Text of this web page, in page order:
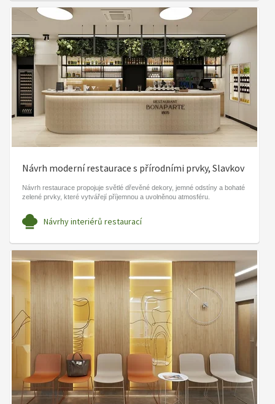
Návrh moderní restaurace s přírodními prvky, Slavkov
Návrh restaurace propojuje světlé dřevěné dekory, jemné odstíny a bohaté
zelené prvky, které vytvářejí příjemnou a uvolněnou atmosféru.
Návrhy interiérů restaurací